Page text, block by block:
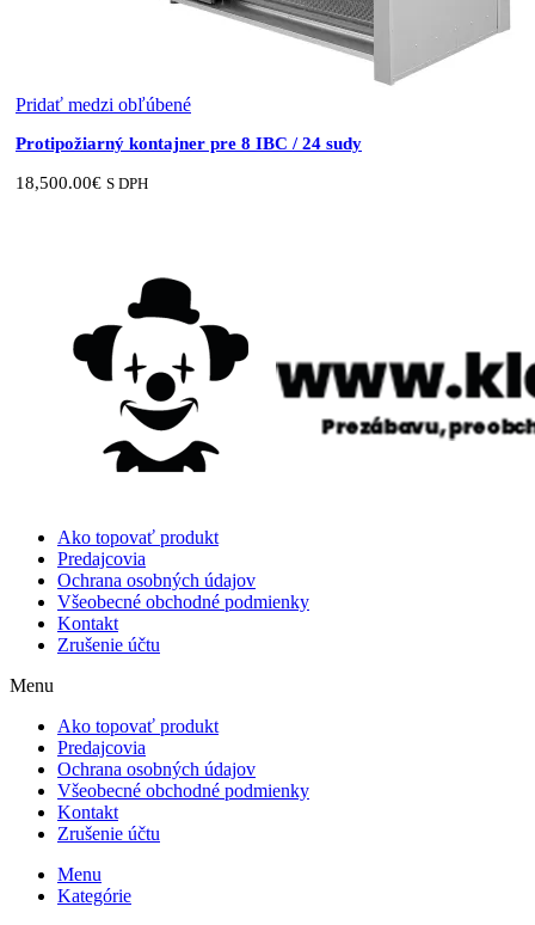
Pridať medzi obľúbené
Protipožiarný kontajner pre 8 IBC / 24 sudy
18,500.00€ S DPH
Ako topovať produkt
Predajcovia
Ochrana osobných údajov
Všeobecné obchodné podmienky
Kontakt
Zrušenie účtu
Menu
Ako topovať produkt
Predajcovia
Ochrana osobných údajov
Všeobecné obchodné podmienky
Kontakt
Zrušenie účtu
Menu
Kategórie